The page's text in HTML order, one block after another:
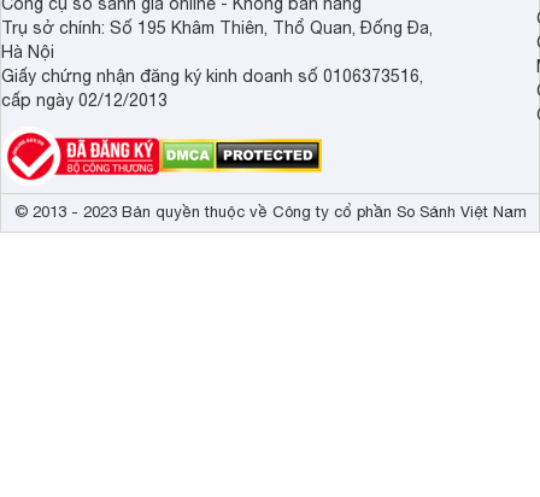
Trụ sở chính: Số 195 Khâm Thiên, Thổ Quan, Đống Đa,
Hà Nội
Giấy chứng nhận đăng ký kinh doanh số 0106373516,
cấp ngày 02/12/2013
© 2013 - 2023 Bản quyền thuộc về Công ty cổ phần So Sánh Việt Nam